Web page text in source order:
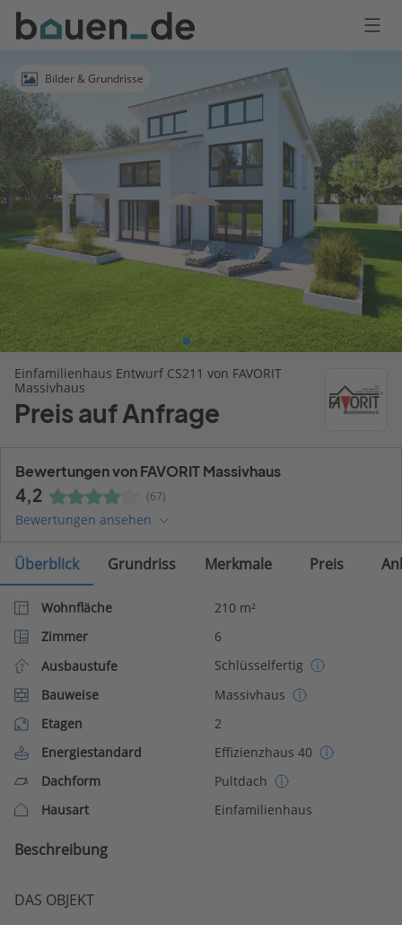
Bauen
Logo
Anmelden
Bilder & Grundrisse
Einfamilienhaus Entwurf CS211 von FAVORIT
Massivhaus
Preis auf Anfrage
Bewertungen von FAVORIT Massivhaus
4,2 (67)
Bewertungen ansehen
Überblick Grundriss Merkmale Preis
Wohnfläche
210 m²
Zimmer
6
Ausbaustufe
Schlüsselfertig
Bauweise
Massivhaus
Etagen
2
Energiestandard
Effizienzhaus 40
Dachform
Pultdach
Hausart
Einfamilienhaus
Beschreibung
DAS OBJEKT